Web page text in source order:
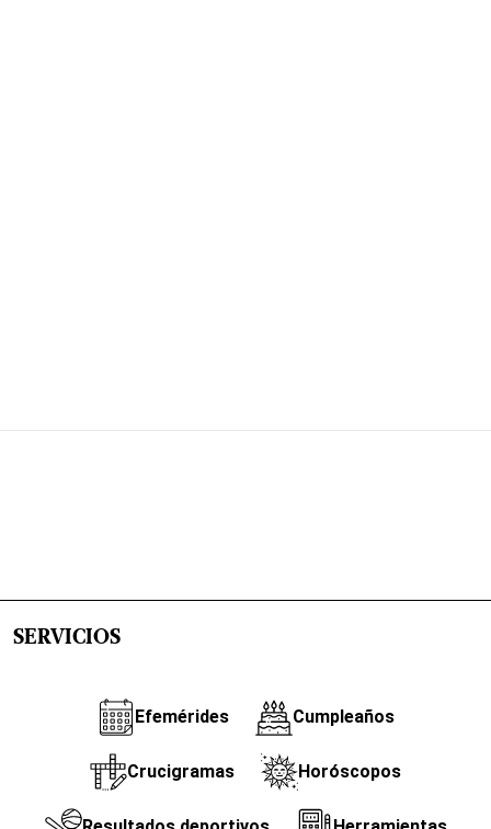
SERVICIOS
Efemérides Cumpleaños
Crucigramas Horóscopos